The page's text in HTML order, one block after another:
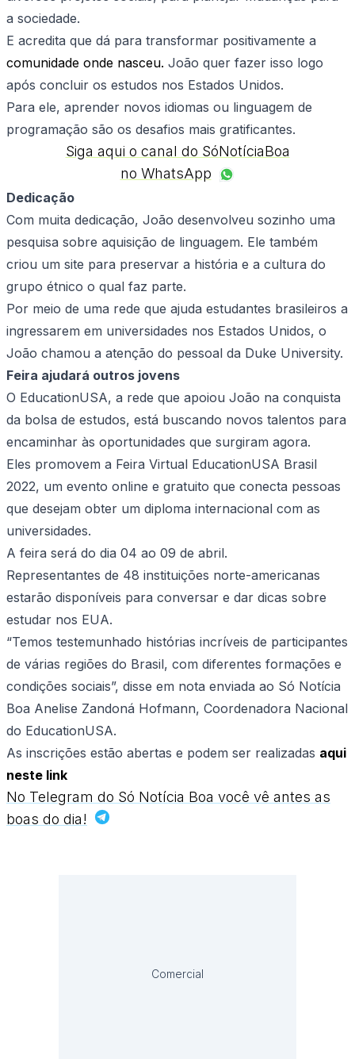
a sociedade.
E acredita que dá para transformar positivamente a
comunidade onde nasceu. João quer fazer isso logo
após concluir os estudos nos Estados Unidos.
Para ele, aprender novos idiomas ou linguagem de
programação são os desafios mais gratificantes.
Siga aqui o canal do SóNotíciaBoa
no WhatsApp
Dedicação
Com muita dedicação, João desenvolveu sozinho uma
pesquisa sobre aquisição de linguagem. Ele também
criou um site para preservar a história e a cultura do
grupo étnico o qual faz parte.
Por meio de uma rede que ajuda estudantes brasileiros a
ingressarem em universidades nos Estados Unidos, o
João chamou a atenção do pessoal da Duke University.
Feira ajudará outros jovens
O EducationUSA, a rede que apoiou João na conquista
da bolsa de estudos, está buscando novos talentos para
encaminhar às oportunidades que surgiram agora.
Eles promovem a Feira Virtual EducationUSA Brasil
2022, um evento online e gratuito que conecta pessoas
que desejam obter um diploma internacional com as
universidades.
A feira será do dia 04 ao 09 de abril.
Representantes de 48 instituições norte-americanas
estarão disponíveis para conversar e dar dicas sobre
estudar nos EUA.
“Temos testemunhado histórias incríveis de participantes
de várias regiões do Brasil, com diferentes formações e
condições sociais”, disse em nota enviada ao Só Notícia
Boa Anelise Zandoná Hofmann, Coordenadora Nacional
do EducationUSA.
As inscrições estão abertas e podem ser realizadas aqui
neste link
No Telegram do Só Notícia Boa você vê antes as
boas do dia!
Comercial